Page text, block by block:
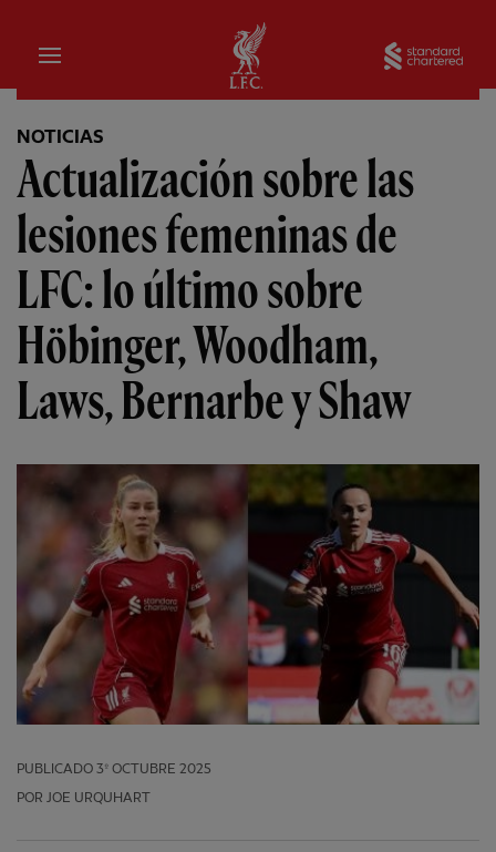
Hogar
NOTICIAS
Actualización sobre las
lesiones femeninas de
LFC: lo último sobre
Höbinger, Woodham,
Laws, Bernarbe y Shaw
PUBLICADO 3º OCTUBRE 2025
POR JOE URQUHART